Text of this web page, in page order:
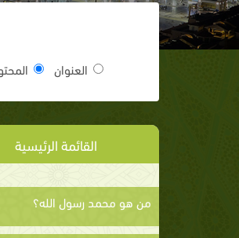
العنوان
القائمة الرئيسية
من هو محمد رسول الله؟